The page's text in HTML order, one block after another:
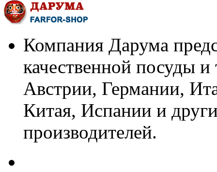
Компания Дарума
качественной посуды
Австрии, Германии,
Китая, Испании и
производителей.